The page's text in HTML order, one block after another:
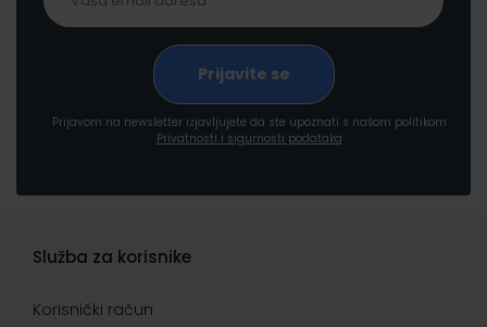
Prijavom na newsletter izjavljujete da ste upoznati s našom politikom
Privatnosti i sigurnosti podataka
Služba za korisnike
Korisnički račun